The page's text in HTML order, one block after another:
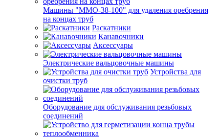
Машины "ММО-38-100" для удаления оребрения
на концах труб
Раскатники
Канавочники
Аксессуары
Электрические вальцовочные машины
Устройства для
очистки труб
Оборудование для обслуживания резьбовых
соединений